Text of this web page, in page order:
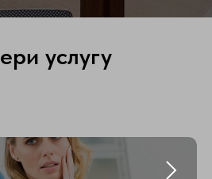
услугу